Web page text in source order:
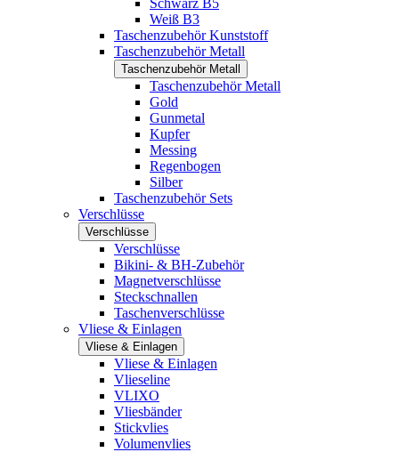
Schwarz B5
Weiß B3
Taschenzubehör Kunststoff
Taschenzubehör Metall
Taschenzubehör Metall
Taschenzubehör Metall
Gold
Gunmetal
Kupfer
Messing
Regenbogen
Silber
Taschenzubehör Sets
Verschlüsse
Verschlüsse
Verschlüsse
Bikini- & BH-Zubehör
Magnetverschlüsse
Steckschnallen
Taschenverschlüsse
Vliese & Einlagen
Vliese & Einlagen
Vliese & Einlagen
Vlieseline
VLIXO
Vliesbänder
Stickvlies
Volumenvlies